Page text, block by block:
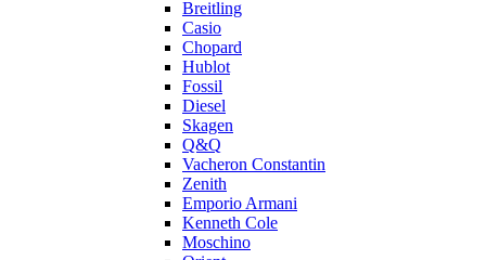
Breitling
Casio
Chopard
Hublot
Fossil
Diesel
Skagen
Q&Q
Vacheron Constantin
Zenith
Emporio Armani
Kenneth Cole
Moschino